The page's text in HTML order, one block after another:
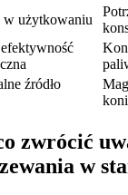
w użytkowaniu
źródło
zwrócić
w